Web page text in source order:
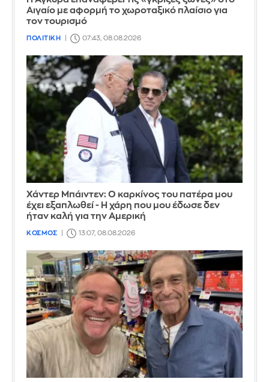
Αιγαίο με αφορμή το χωροταξικό πλαίσιο για
τον τουρισμό
ΠΟΛΙΤΙΚΗ 07:43, 08.08.2026
Χάντερ Μπάιντεν: Ο καρκίνος του πατέρα μου
έχει εξαπλωθεί - Η χάρη που μου έδωσε δεν
ήταν καλή για την Αμερική
ΚΟΣΜΟΣ 13:07, 08.08.2026